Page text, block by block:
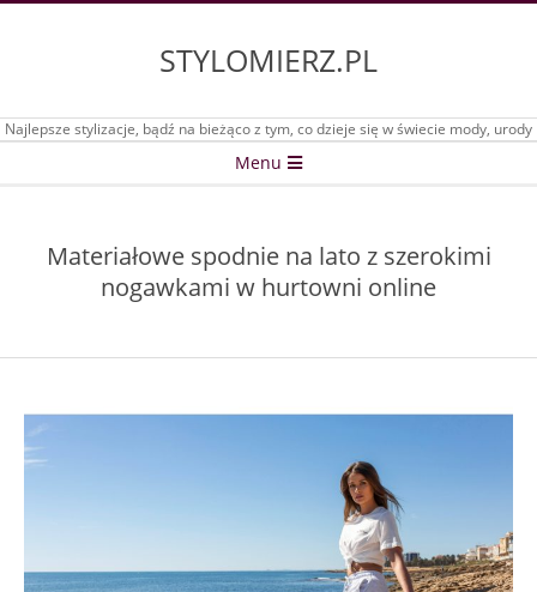
STYLOMIERZ.PL
Najlepsze stylizacje, bądź na bieżąco z tym, co dzieje się w świecie mody, urody
Menu
Materiałowe spodnie na lato z szerokimi
nogawkami w hurtowni online